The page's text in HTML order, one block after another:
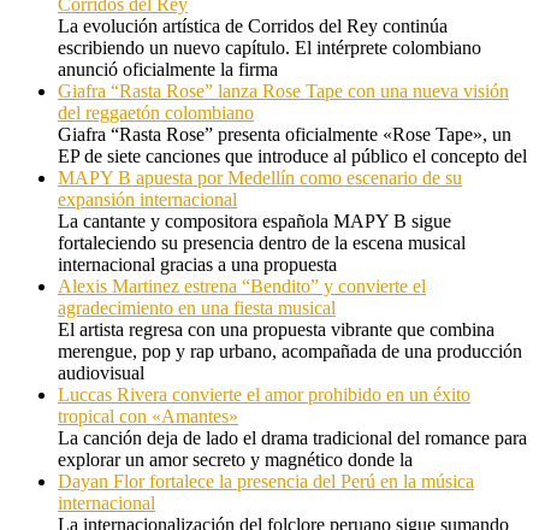
La evolución artística de Corridos del Rey continúa
escribiendo un nuevo capítulo. El intérprete colombiano
anunció oficialmente la firma
Giafra “Rasta Rose” lanza Rose Tape con una nueva visión
del reggaetón colombiano
Giafra “Rasta Rose” presenta oficialmente «Rose Tape», un
EP de siete canciones que introduce al público el concepto del
MAPY B apuesta por Medellín como escenario de su
expansión internacional
La cantante y compositora española MAPY B sigue
fortaleciendo su presencia dentro de la escena musical
internacional gracias a una propuesta
Alexis Martinez estrena “Bendito” y convierte el
agradecimiento en una fiesta musical
El artista regresa con una propuesta vibrante que combina
merengue, pop y rap urbano, acompañada de una producción
audiovisual
Luccas Rivera convierte el amor prohibido en un éxito
tropical con «Amantes»
La canción deja de lado el drama tradicional del romance para
explorar un amor secreto y magnético donde la
Dayan Flor fortalece la presencia del Perú en la música
internacional
La internacionalización del folclore peruano sigue sumando